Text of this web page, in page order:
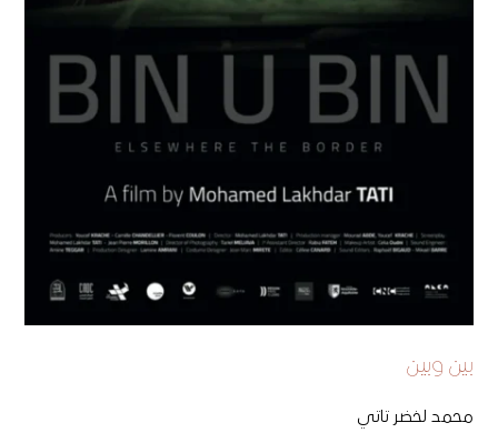
بين وبين
محمد لخضر تاتي